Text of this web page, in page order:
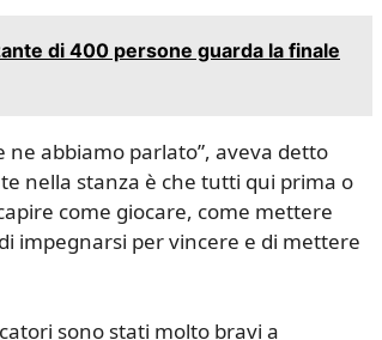
di 400 persone guarda la finale
abbiamo parlato”, aveva detto
nella stanza è che tutti qui prima o
come giocare, come mettere
impegnarsi per vincere e di mettere
sono stati molto bravi a